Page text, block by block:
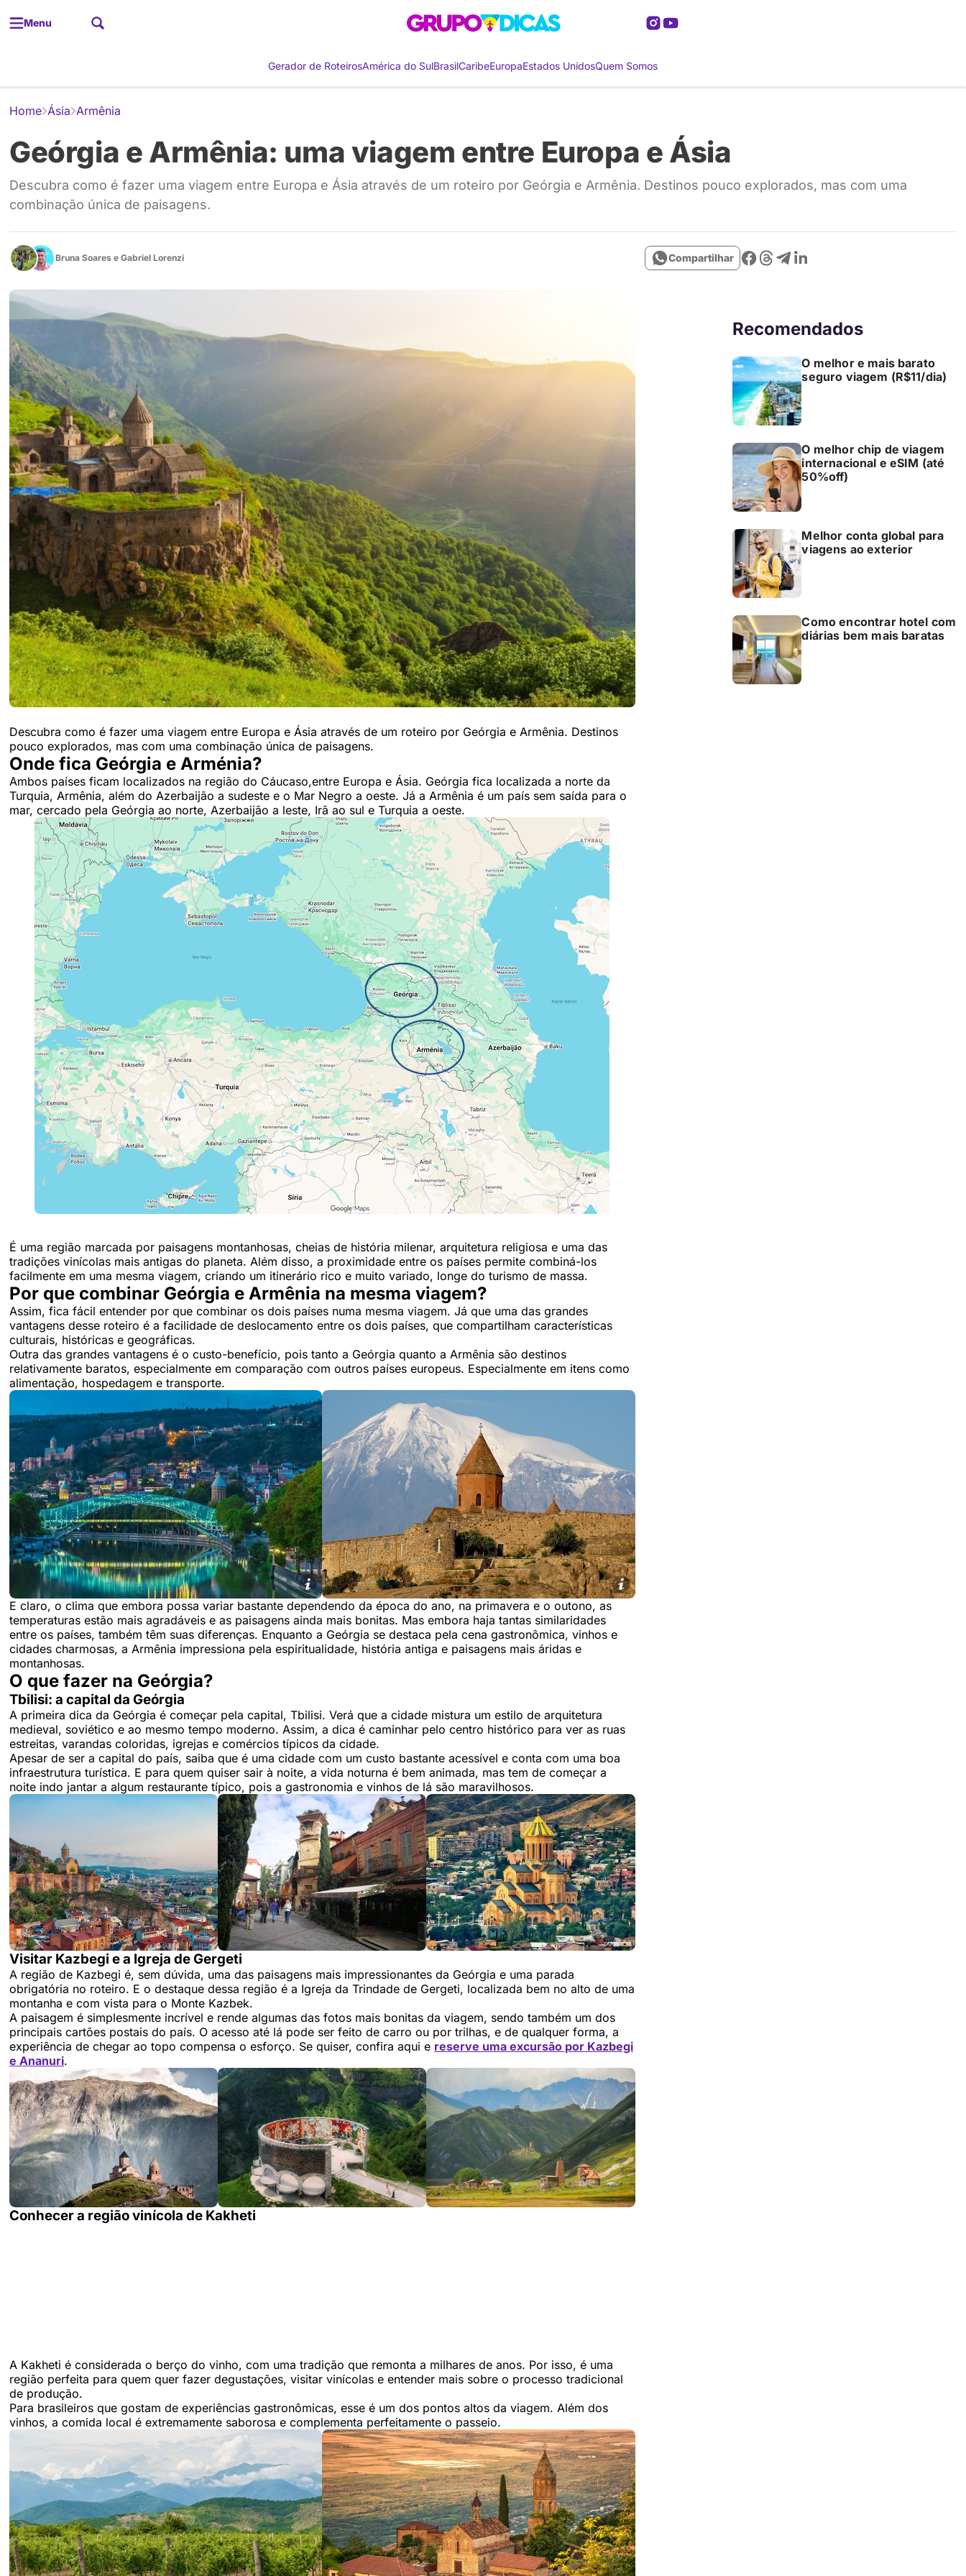
Menu
Gerador de RoteirosAmérica do SulBrasilCaribeEuropaEstados UnidosQuem Somos
Home Ásia Armênia
Geórgia e Armênia: uma viagem entre Europa e Ásia
Descubra como é fazer uma viagem entre Europa e Ásia através de um roteiro por Geórgia e Armênia. Destinos pouco explorados, mas com uma
combinação única de paisagens.
Bruna Soares e Gabriel Lorenzi Compartilhar
Descubra como é fazer uma viagem entre Europa e Ásia através de um roteiro por Geórgia e Armênia. Destinos
pouco explorados, mas com uma combinação única de paisagens.
Onde fica Geórgia e Arménia?
Ambos países ficam localizados na região do Cáucaso,entre Europa e Ásia. Geórgia fica localizada a norte da
Turquia, Armênia, além do Azerbaijão a sudeste e o Mar Negro a oeste. Já a Armênia é um país sem saída para o
mar, cercado pela Geórgia ao norte, Azerbaijão a leste, Irã ao sul e Turquia a oeste.
É uma região marcada por paisagens montanhosas, cheias de história milenar, arquitetura religiosa e uma das
tradições vinícolas mais antigas do planeta. Além disso, a proximidade entre os países permite combiná-los
facilmente em uma mesma viagem, criando um itinerário rico e muito variado, longe do turismo de massa.
Por que combinar Geórgia e Armênia na mesma viagem?
Assim, fica fácil entender por que combinar os dois países numa mesma viagem. Já que uma das grandes
vantagens desse roteiro é a facilidade de deslocamento entre os dois países, que compartilham características
culturais, históricas e geográficas.
Outra das grandes vantagens é o custo-benefício, pois tanto a Geórgia quanto a Armênia são destinos
relativamente baratos, especialmente em comparação com outros países europeus. Especialmente em itens como
alimentação, hospedagem e transporte.
E claro, o clima que embora possa variar bastante dependendo da época do ano, na primavera e o outono, as
temperaturas estão mais agradáveis e as paisagens ainda mais bonitas. Mas embora haja tantas similaridades
entre os países, também têm suas diferenças. Enquanto a Geórgia se destaca pela cena gastronômica, vinhos e
cidades charmosas, a Armênia impressiona pela espiritualidade, história antiga e paisagens mais áridas e
montanhosas.
O que fazer na Geórgia?
Tbilisi: a capital da Geórgia
A primeira dica da Geórgia é começar pela capital, Tbilisi. Verá que a cidade mistura um estilo de arquitetura
medieval, soviético e ao mesmo tempo moderno. Assim, a dica é caminhar pelo centro histórico para ver as ruas
estreitas, varandas coloridas, igrejas e comércios típicos da cidade.
Apesar de ser a capital do país, saiba que é uma cidade com um custo bastante acessível e conta com uma boa
infraestrutura turística. E para quem quiser sair à noite, a vida noturna é bem animada, mas tem de começar a
noite indo jantar a algum restaurante típico, pois a gastronomia e vinhos de lá são maravilhosos.
Visitar Kazbegi e a Igreja de Gergeti
A região de Kazbegi é, sem dúvida, uma das paisagens mais impressionantes da Geórgia e uma parada
obrigatória no roteiro. E o destaque dessa região é a Igreja da Trindade de Gergeti, localizada bem no alto de uma
montanha e com vista para o Monte Kazbek.
A paisagem é simplesmente incrível e rende algumas das fotos mais bonitas da viagem, sendo também um dos
principais cartões postais do país. O acesso até lá pode ser feito de carro ou por trilhas, e de qualquer forma, a
experiência de chegar ao topo compensa o esforço. Se quiser, confira aqui e reserve uma excursão por Kazbegi
e Ananuri.
Conhecer a região vinícola de Kakheti
A Kakheti é considerada o berço do vinho, com uma tradição que remonta a milhares de anos. Por isso, é uma
região perfeita para quem quer fazer degustações, visitar vinícolas e entender mais sobre o processo tradicional
de produção.
Para brasileiros que gostam de experiências gastronômicas, esse é um dos pontos altos da viagem. Além dos
vinhos, a comida local é extremamente saborosa e complementa perfeitamente o passeio.
Recomendados
O melhor e mais barato
seguro viagem (R$11/dia)
O melhor chip de viagem
internacional e eSIM (até
50%off)
Melhor conta global para
viagens ao exterior
Como encontrar hotel com
diárias bem mais baratas